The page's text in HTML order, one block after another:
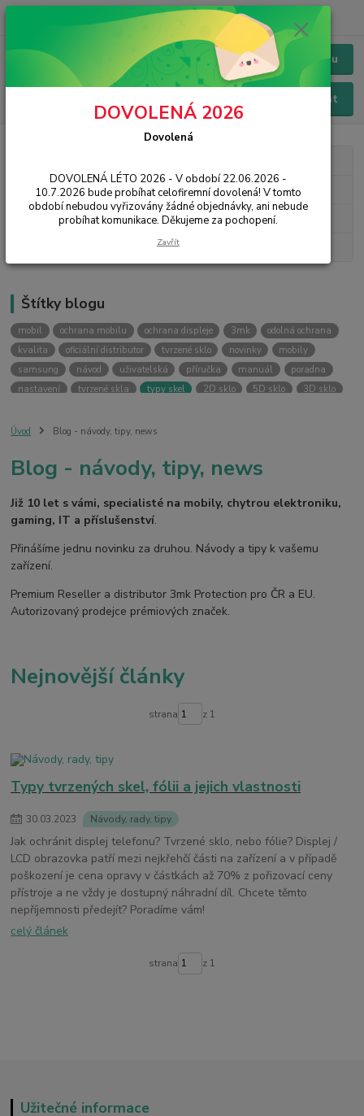
Menu
Hledat
Chat / Online podpora - 24/7
3mk Protection
Novinky
Štítky blogu
mobil ochrana mobilu ochrana displeje 3mk
odolná ochrana
kvalita
oficiální distributor tvrzené sklo novinky
mobily
samsung
návod uživatelská příručka manuál
poradna
nastavení
tvrzené skla typy skel 2D sklo 5D sklo
3D sklo
ochranný kryt
vlastní potisk
3mk ochrana
premium reseller pouzdra kryty
kamera
pro děti
Úvod Blog - návody, tipy, news
Blog - návody, tipy, news
Již 10 let s vámi, specialisté na mobily, chytrou elektroniku,
gaming, IT a příslušenství.
Přinášíme jednu novinku za druhou. Návody a tipy k vašemu
zařízení.
Premium Reseller a distributor 3mk Protection pro ČR a EU.
Autorizovaný prodejce prémiových značek.
Nejnovější články
strana z 1
Typy tvrzených skel, fólii a jejich vlastnosti
30.03.2023 Návody, rady, tipy
Jak ochránit displej telefonu? Tvrzené sklo, nebo fólie? Displej /
LCD obrazovka patří mezi nejkřehčí části na zařízení a v případě
poškození je cena opravy v částkách až 70% z pořizovací ceny
přístroje a ne vždy je dostupný náhradní díl. Chcete těmto
nepříjemnosti předejít? Poradíme vám!
celý článek
strana z 1
Užitečné informace
DOVOLENÁ 2026
Dovolená
DOVOLENÁ LÉTO 2026 - V období 22.06.2026 -
10.7.2026 bude probíhat celofiremní dovolená! V tomto
období nebudou vyřizovány žádné objednávky, ani nebude
probíhat komunikace. Děkujeme za pochopení.
Zavřít